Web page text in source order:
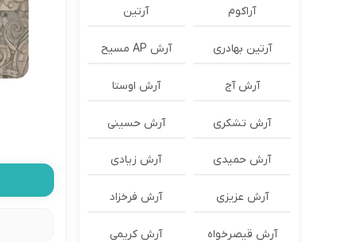
آراکوم آرتین
آرتین بهادری آرش AP مسیح
آرش آج آرش اوستا
آرش تشکری آرش حسینی
آرش حمیدی آرش زیادی
آرش عزیزی آرش فرخزاد
آرش قیصرخواه آرش کریمی